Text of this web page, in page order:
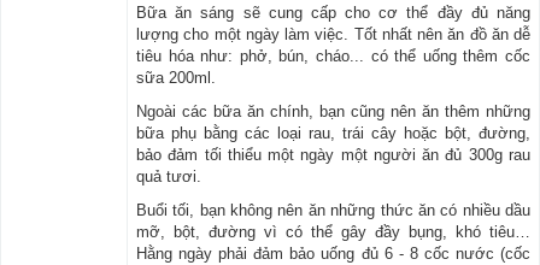
Bữa ăn sáng sẽ cung cấp cho cơ thể đầy đủ năng
lượng cho một ngày làm việc. Tốt nhất nên ăn đồ ăn dễ
tiêu hóa như: phở, bún, cháo... có thể uống thêm cốc
sữa 200ml.
Ngoài các bữa ăn chính, bạn cũng nên ăn thêm những
bữa phụ bằng các loại rau, trái cây hoặc bột, đường,
bảo đảm tối thiểu một ngày một người ăn đủ 300g rau
quả tươi.
Buổi tối, bạn không nên ăn những thức ăn có nhiều dầu
mỡ, bột, đường vì có thể gây đầy bụng, khó tiêu…
Hằng ngày phải đảm bảo uống đủ 6 - 8 cốc nước (cốc